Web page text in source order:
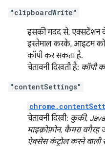
"clipboardWrite"
इसकी मदद से, एक्सटेंशन
इस्तेमाल करके, आइटम को
कॉपी कर सकता है.
चेतावनी दिखती है: कॉपी
"contentSettings"
चेतावनी दिखी: कुकी,
माइक्रोफ़ोन, कैमरा
ऐक्सेस कंट्रोल करने वाली